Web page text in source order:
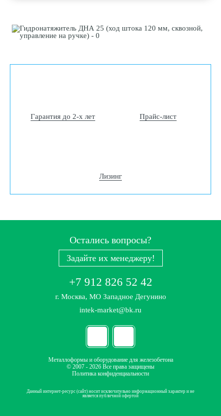
Гарантия до 2-х лет Прайс-лист
Лизинг
Остались вопросы?
Задайте их менеджеру!
+7 912 826 52 42
г. Москва, МО Западное Дегунино
intek-market@bk.ru
Металлоформы и оборудование для железобетона
© 2007 - 2026 Все права защищены
Политика конфиденциальности
Данный интернет-ресурс (сайт) носит исключительно информационный характер и не
является публичной офертой